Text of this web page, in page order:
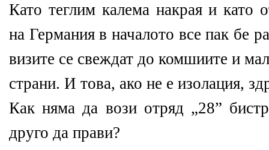
Като теглим калема накрая и като
на Германия в началото все пак бе
визите се свеждат до комшиите и
страни. И това, ако не е изолация,
Как няма да вози отряд „28”
друго да прави?